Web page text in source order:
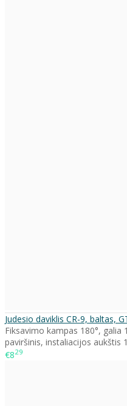
Judesio daviklis CR-9, baltas,
Fiksavimo kampas 180°,
paviršinis, instaliacijos aukštis
€829